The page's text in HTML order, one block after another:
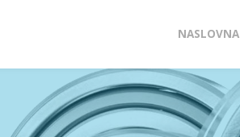
content
NASLOVNA